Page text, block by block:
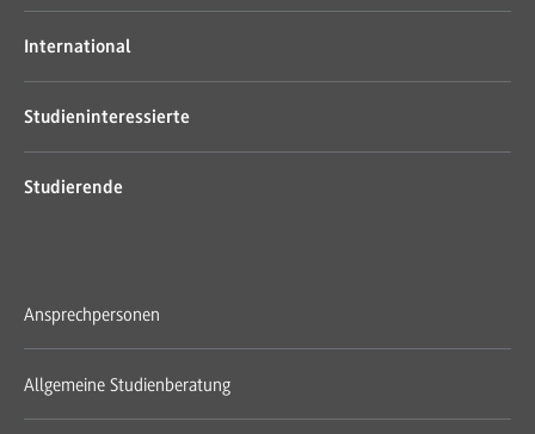
International
Studieninteressierte
Studierende
Ansprechpersonen
Allgemeine Studienberatung